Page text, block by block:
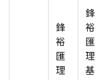
鋒
裕
匯
理
鋒
裕
匯
理
基